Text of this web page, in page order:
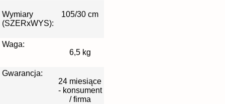
Wymiary
(SZERxWYS):
105/30 cm
Waga:
6,5 kg
Gwarancja:
24 miesiące
- konsument
/ firma